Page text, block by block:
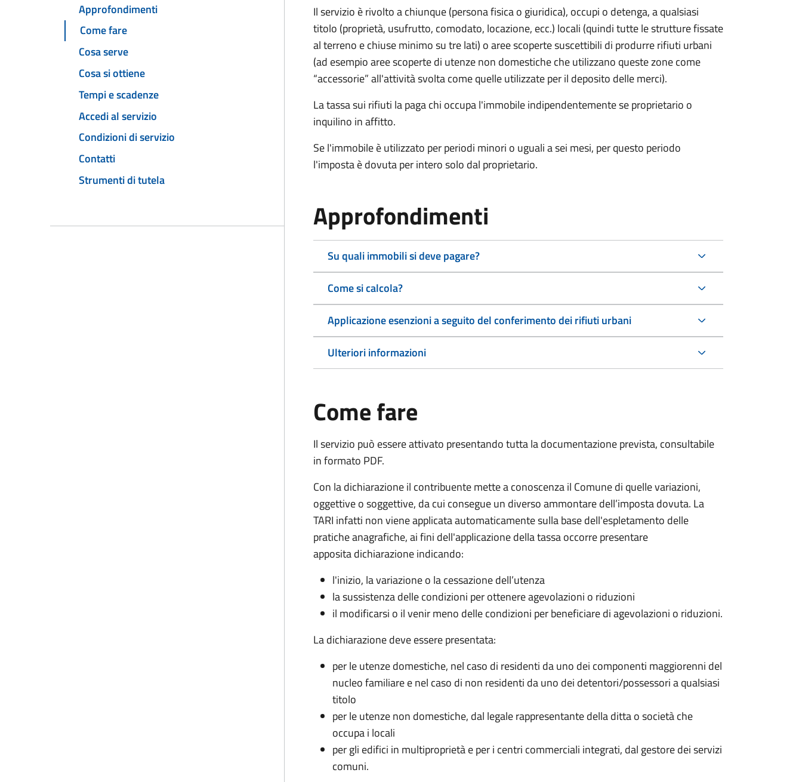
Approfondimenti
Come fare
Cosa serve
Cosa si ottiene
Tempi e scadenze
Accedi al servizio
Condizioni di servizio
Contatti
Strumenti di tutela
Il servizio è rivolto a chiunque (persona fisica o giuridica), occupi o detenga, a qualsiasi
titolo (proprietà, usufrutto, comodato, locazione, ecc.) locali (quindi tutte le strutture fissate
al terreno e chiuse minimo su tre lati) o aree scoperte suscettibili di produrre rifiuti urbani
(ad esempio aree scoperte di utenze non domestiche che utilizzano queste zone come
“accessorie” all'attività svolta come quelle utilizzate per il deposito delle merci).
La tassa sui rifiuti la paga chi occupa l'immobile indipendentemente se proprietario o
inquilino in affitto.
Se l'immobile è utilizzato per periodi minori o uguali a sei mesi, per questo periodo
l'imposta è dovuta per intero solo dal proprietario.
Approfondimenti
Su quali immobili si deve pagare?
Come si calcola?
Applicazione esenzioni a seguito del conferimento dei rifiuti urbani
Ulteriori informazioni
Come fare
Il servizio può essere attivato presentando tutta la documentazione prevista, consultabile
in formato PDF.
Con la dichiarazione il contribuente mette a conoscenza il Comune di quelle variazioni,
oggettive o soggettive, da cui consegue un diverso ammontare dell’imposta dovuta. La
TARI infatti non viene applicata automaticamente sulla base dell'espletamento delle
pratiche anagrafiche, ai fini dell'applicazione della tassa occorre presentare
apposita dichiarazione indicando:
l'inizio, la variazione o la cessazione dell’utenza
la sussistenza delle condizioni per ottenere agevolazioni o riduzioni
il modificarsi o il venir meno delle condizioni per beneficiare di agevolazioni o riduzioni.
La dichiarazione deve essere presentata:
per le utenze domestiche, nel caso di residenti da uno dei componenti maggiorenni del
nucleo familiare e nel caso di non residenti da uno dei detentori/possessori a qualsiasi
titolo
per le utenze non domestiche, dal legale rappresentante della ditta o società che
occupa i locali
per gli edifici in multiproprietà e per i centri commerciali integrati, dal gestore dei servizi
comuni.